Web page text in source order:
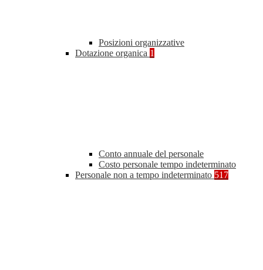
Posizioni organizzative
Dotazione organica 1
Conto annuale del personale
Costo personale tempo indeterminato
Personale non a tempo indeterminato 517